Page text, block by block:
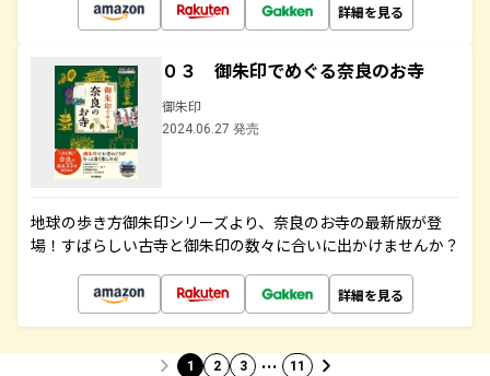
詳細を見る
０３ 御朱印でめぐる奈良のお寺
御朱印
2024.06.27 発売
地球の歩き方御朱印シリーズより、奈良のお寺の最新版が登
場！すばらしい古寺と御朱印の数々に合いに出かけませんか？
詳細を見る
1 2 3 … 11